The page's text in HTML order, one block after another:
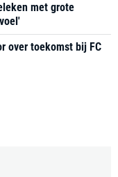
met grote
over toekomst bij FC